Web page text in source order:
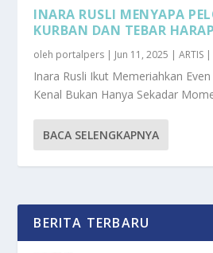
INARA RUSLI MENYAPA
KURBAN DAN TEBAR
oleh portalpers | Jun 11, 2025 |ARTIS |
Inara Rusli Ikut Memeriahkan
Kenal Bukan Hanya Sekadar
BACA SELENGKAPNYA
BERITA TERBARU